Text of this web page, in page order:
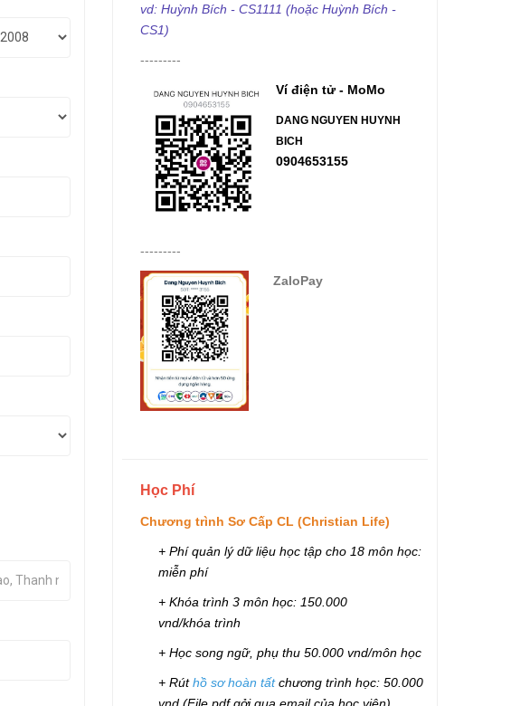
vd: Huỳnh Bích - CS1111 (hoặc Huỳnh Bích -
CS1)
---------
Ví điện tử - MoMo
DANG NGUYEN HUYNH
BICH
0904653155
---------
ZaloPay
Học Phí
Chương trình Sơ Cấp CL (Christian Life)
+ Phí quản lý dữ liệu học tập cho 18 môn học:
miễn phí
+ Khóa trình 3 môn học: 150.000
vnd/khóa trình
+ Học song ngữ, phụ thu 50.000 vnd/môn học
+ Rúthồ sơ hoàn tất chương trình học: 50.000
vnd (File pdf gởi qua email của học viên)